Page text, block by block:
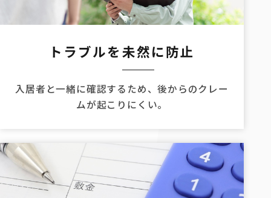
トラブルを未然に防止
入居者と一緒に確認するため、後からのクレー
ムが起こりにくい。